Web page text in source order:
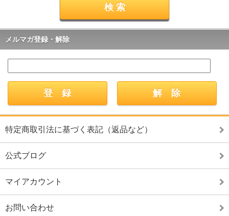
メルマガ登録・解除
特定商取引法に基づく表記（返品など）
公式ブログ
マイアカウント
お問い合わせ